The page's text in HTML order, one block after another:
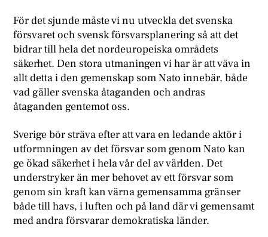
För det sjunde måste vi nu utveckla det svenska
försvaret och svensk försvarsplanering så att det
bidrar till hela det nordeuropeiska områdets
säkerhet. Den stora utmaningen vi har är att väva in
allt detta i den gemenskap som Nato innebär, både
vad gäller svenska åtaganden och andras
åtaganden gentemot oss.
Sverige bör sträva efter att vara en ledande aktör i
utformningen av det försvar som genom Nato kan
ge ökad säkerhet i hela vår del av världen. Det
understryker än mer behovet av ett försvar som
genom sin kraft kan värna gemensamma gränser
både till havs, i luften och på land där vi gemensamt
med andra försvarar demokratiska länder.